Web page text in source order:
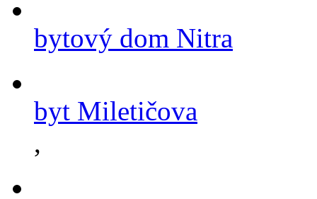
bytový dom Nitra
byt Miletičova
,